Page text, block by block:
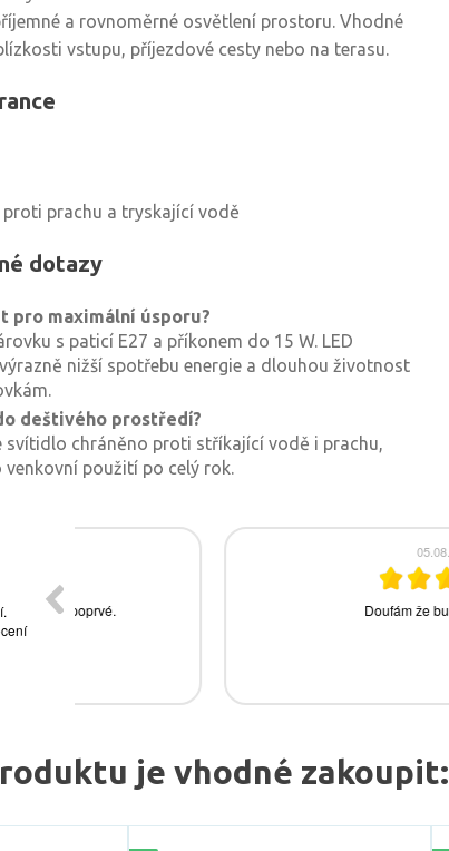
a rovnoměrné osvětlení prostoru. Vhodné
vstupu, příjezdové cesty nebo na terasu.
proti prachu a tryskající vodě
dotazy
pro maximální úsporu?
s paticí E27 a příkonem do 15 W. LED
nižší spotřebu energie a dlouhou životnost
deštivého prostředí?
svítidlo chráněno proti stříkající vodě i prachu,
venkovní použití po celý rok.
je vhodné zakoupit: